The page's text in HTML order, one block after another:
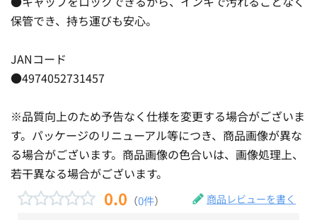
保管でき、持ち運びも安心。
JANコード
●4974052731457
※品質向上のため予告なく仕様を変更する場合がございま
す。パッケージのリニューアル等につき、商品画像が異な
る場合がございます。商品画像の色合いは、画像処理上、
若干異なる場合がございます。
0.0 （0件） 商品レビューを書く